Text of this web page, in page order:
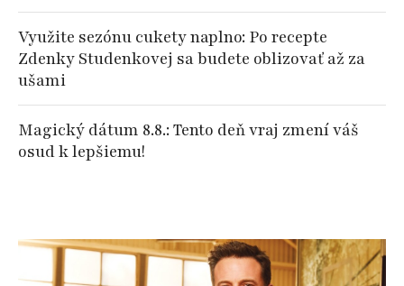
Využite sezónu cukety naplno: Po recepte
Zdenky Studenkovej sa budete oblizovať až za
ušami
Magický dátum 8.8.: Tento deň vraj zmení váš
osud k lepšiemu!